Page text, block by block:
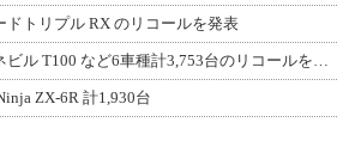
ドトリプル RX のリコールを発表
【トライアンフ】ボンネビル T100 など6車種計3,753台のリコールを発表
ZX-6R 計1,930台